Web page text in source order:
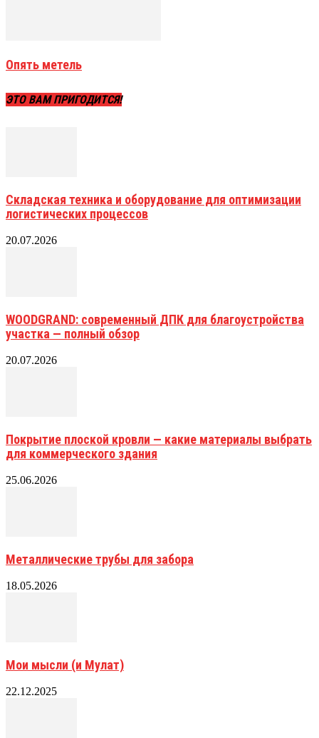
Опять метель
ЭТО ВАМ ПРИГОДИТСЯ!
Складская техника и оборудование для оптимизации
логистических процессов
20.07.2026
WOODGRAND: современный ДПК для благоустройства
участка — полный обзор
20.07.2026
Покрытие плоской кровли — какие материалы выбрать
для коммерческого здания
25.06.2026
Металлические трубы для забора
18.05.2026
Мои мысли (и Мулат)
22.12.2025